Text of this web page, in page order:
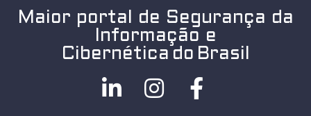
Maior portal de Segurança da
Informação e
Cibernética do Brasil